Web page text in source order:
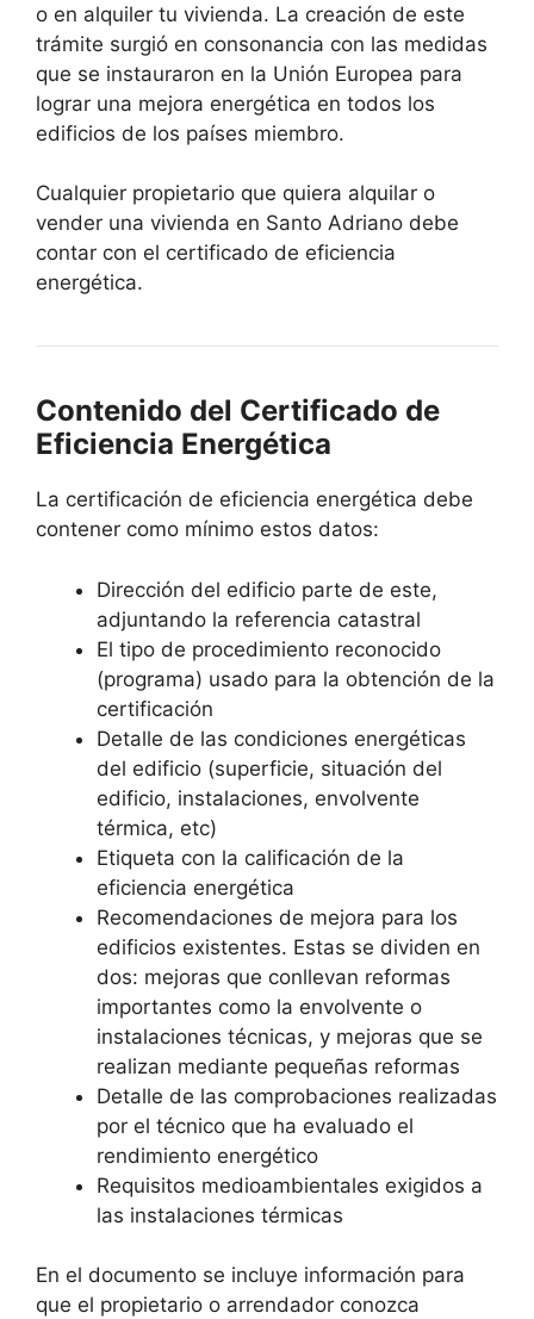
o en alquiler tu vivienda. La creación de este
trámite surgió en consonancia con las medidas
que se instauraron en la Unión Europea para
lograr una mejora energética en todos los
edificios de los países miembro.
Cualquier propietario que quiera alquilar o
vender una vivienda en Santo Adriano debe
contar con el certificado de eficiencia
energética.
Contenido del Certificado de
Eficiencia Energética
La certificación de eficiencia energética debe
contener como mínimo estos datos:
Dirección del edificio parte de este,
adjuntando la referencia catastral
El tipo de procedimiento reconocido
(programa) usado para la obtención de la
certificación
Detalle de las condiciones energéticas
del edificio (superficie, situación del
edificio, instalaciones, envolvente
térmica, etc)
Etiqueta con la calificación de la
eficiencia energética
Recomendaciones de mejora para los
edificios existentes. Estas se dividen en
dos: mejoras que conllevan reformas
importantes como la envolvente o
instalaciones técnicas, y mejoras que se
realizan mediante pequeñas reformas
Detalle de las comprobaciones realizadas
por el técnico que ha evaluado el
rendimiento energético
Requisitos medioambientales exigidos a
las instalaciones térmicas
En el documento se incluye información para
que el propietario o arrendador conozca